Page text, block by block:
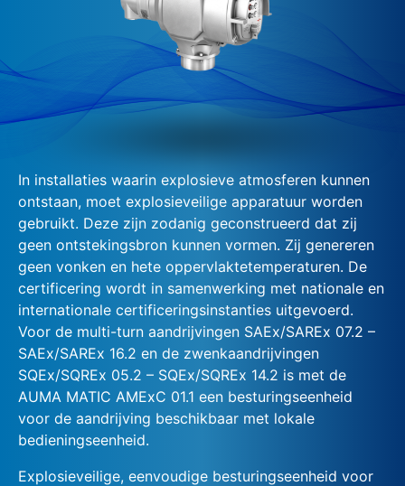
In installaties waarin explosieve atmosferen kunnen
ontstaan, moet explosieveilige apparatuur worden
gebruikt. Deze zijn zodanig geconstrueerd dat zij
geen ontstekingsbron kunnen vormen. Zij genereren
geen vonken en hete oppervlaktetemperaturen. De
certificering wordt in samenwerking met nationale en
internationale certificeringsinstanties uitgevoerd.
Voor de multi-turn aandrijvingen SAEx/SAREx 07.2 –
SAEx/SAREx 16.2 en de zwenkaandrijvingen
SQEx/SQREx 05.2 – SQEx/SQREx 14.2 is met de
AUMA MATIC AMExC 01.1 een besturingseenheid
voor de aandrijving beschikbaar met lokale
bedieningseenheid.
Explosieveilige, eenvoudige besturingseenheid voor